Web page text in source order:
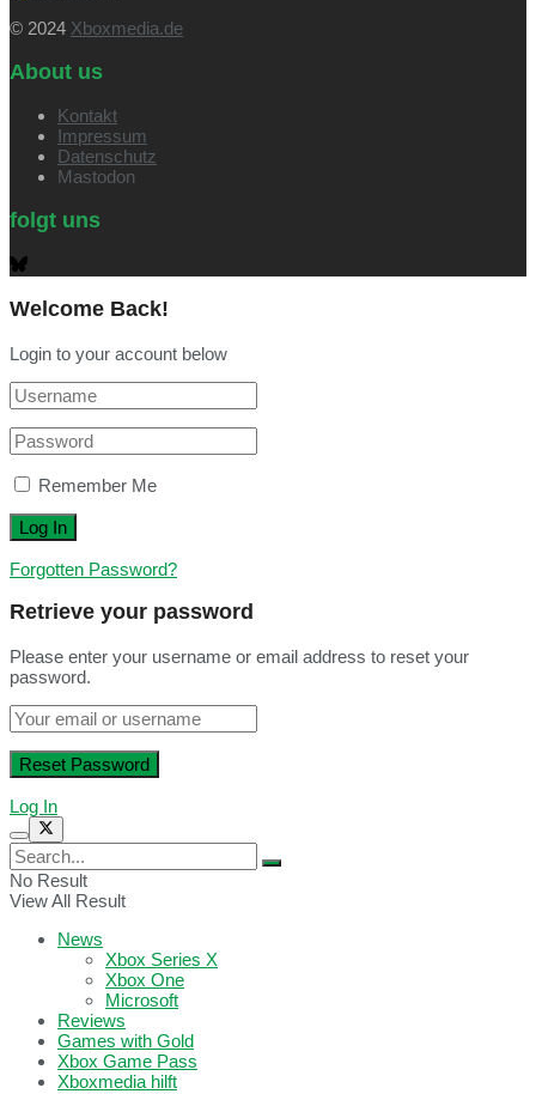
© 2024 Xboxmedia.de
About us
Kontakt
Impressum
Datenschutz
Mastodon
folgt uns
Welcome Back!
Login to your account below
Remember Me
Forgotten Password?
Retrieve your password
Please enter your username or email address to reset your
password.
Log In
No Result
View All Result
News
Xbox Series X
Xbox One
Microsoft
Reviews
Games with Gold
Xbox Game Pass
Xboxmedia hilft